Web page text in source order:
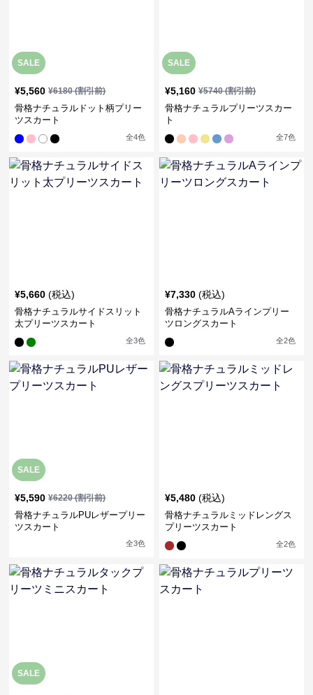
SALE
¥5,560 ¥6180(割引前)
骨格ナチュラルドット柄プリー
ツスカート
全4色
SALE
¥5,160 ¥5740(割引前)
骨格ナチュラルプリーツスカー
ト
全7色
¥5,660 (税込)
骨格ナチュラルサイドスリット
太プリーツスカート
全3色
¥7,330 (税込)
骨格ナチュラルAラインプリー
ツロングスカート
全2色
SALE
¥5,590 ¥6220(割引前)
骨格ナチュラルPUレザープリー
ツスカート
全3色
¥5,480 (税込)
骨格ナチュラルミッドレングス
プリーツスカート
全2色
SALE